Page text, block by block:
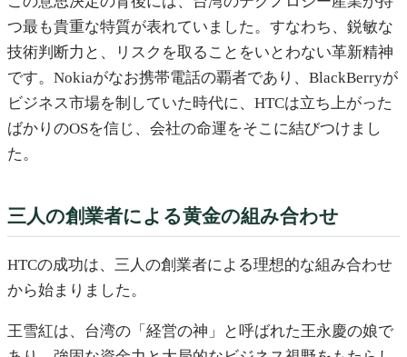
つ最も貴重な特質が表れていました。すなわち、鋭敏な
技術判断力と、リスクを取ることをいとわない革新精神
です。Nokiaがなお携帯電話の覇者であり、BlackBerryが
ビジネス市場を制していた時代に、HTCは立ち上がった
ばかりのOSを信じ、会社の命運をそこに結びつけまし
た。
三人の創業者による黄金の組み合わせ
HTCの成功は、三人の創業者による理想的な組み合わせ
から始まりました。
王雪紅は、台湾の「経営の神」と呼ばれた王永慶の娘で